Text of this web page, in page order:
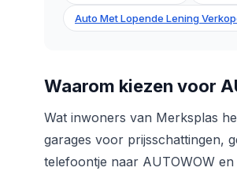
Auto Met Lopende Lening
Waarom kiezen voor
Wat inwoners van Merksplas
garages voor prijsschattingen,
telefoontje naar AUTOWOW